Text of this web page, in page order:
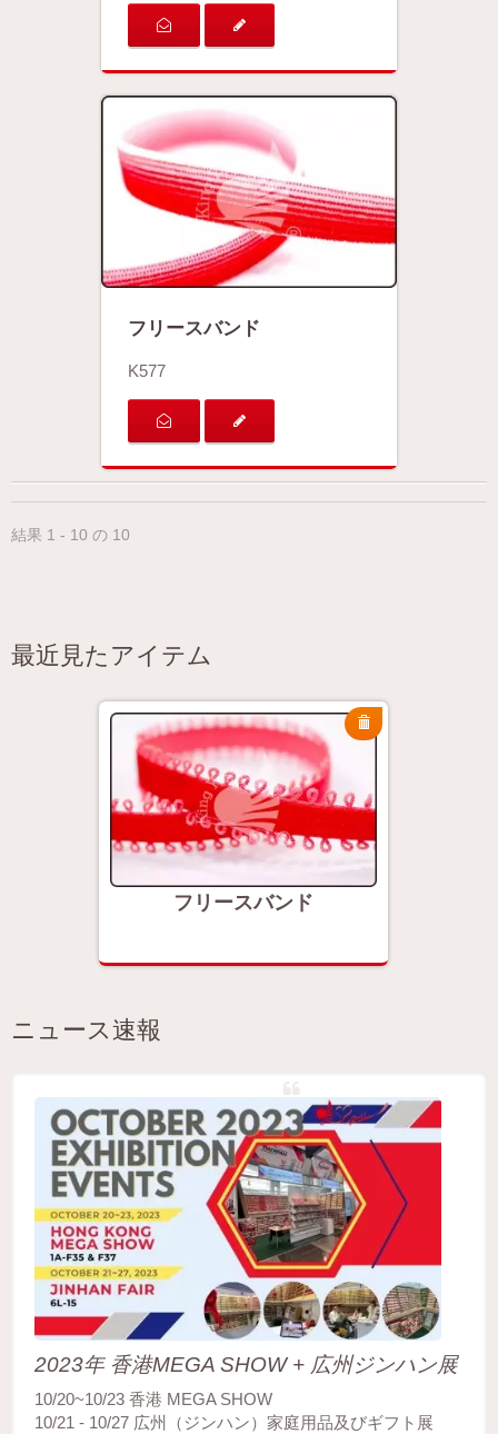
フリースバンド
K577
結果 1 - 10 の 10
最近見たアイテム
フリースバンド
ニュース速報
2023年 香港MEGA SHOW + 広州ジンハン展
10/20~10/23 香港 MEGA SHOW
10/21 - 10/27 広州（ジンハン）家庭用品及びギフト展